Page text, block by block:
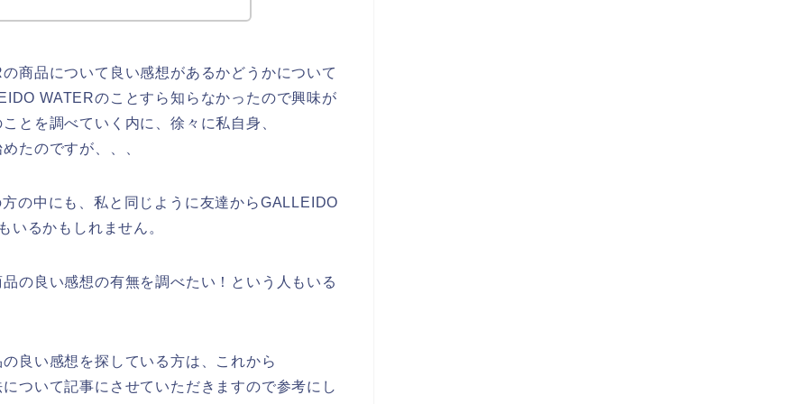
商品について良い感想があるかどうかについて
WATERのことすら知らなかったので興味が
とを調べていく内に、徐々に私自身、
たのですが、、、
の中にも、私と同じように友達からGALLEIDO
いるかもしれません。
の良い感想の有無を調べたい！という人もいる
良い感想を探している方は、これから
ついて記事にさせていただきますので参考にし